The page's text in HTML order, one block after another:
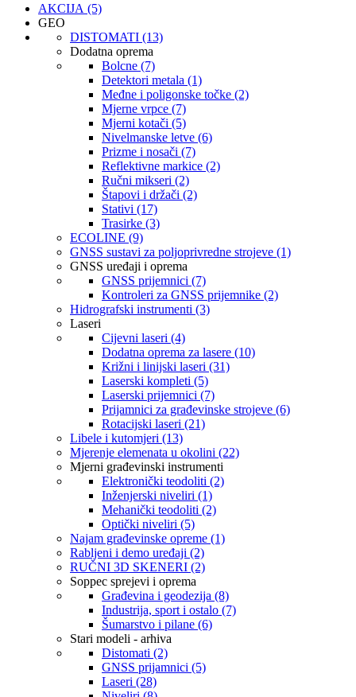
AKCIJA (5)
GEO
DISTOMATI (13)
Dodatna oprema
Bolcne (7)
Detektori metala (1)
Međne i poligonske točke (2)
Mjerne vrpce (7)
Mjerni kotači (5)
Nivelmanske letve (6)
Prizme i nosači (7)
Reflektivne markice (2)
Ručni mikseri (2)
Štapovi i držači (2)
Stativi (17)
Trasirke (3)
ECOLINE (9)
GNSS sustavi za poljoprivredne strojeve (1)
GNSS uređaji i oprema
GNSS prijemnici (7)
Kontroleri za GNSS prijemnike (2)
Hidrografski instrumenti (3)
Laseri
Cijevni laseri (4)
Dodatna oprema za lasere (10)
Križni i linijski laseri (31)
Laserski kompleti (5)
Laserski prijemnici (7)
Prijamnici za građevinske strojeve (6)
Rotacijski laseri (21)
Libele i kutomjeri (13)
Mjerenje elemenata u okolini (22)
Mjerni građevinski instrumenti
Elektronički teodoliti (2)
Inženjerski niveliri (1)
Mehanički teodoliti (2)
Optički niveliri (5)
Najam građevinske opreme (1)
Rabljeni i demo uređaji (2)
RUČNI 3D SKENERI (2)
Soppec sprejevi i oprema
Građevina i geodezija (8)
Industrija, sport i ostalo (7)
Šumarstvo i pilane (6)
Stari modeli - arhiva
Distomati (2)
GNSS prijamnici (5)
Laseri (28)